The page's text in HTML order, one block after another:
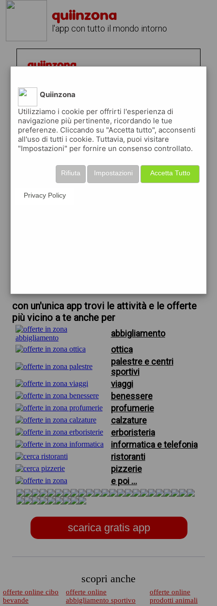
quiinzona
l'app con tutto il mondo intorno
con un'unica app trovi le attività e le offerte
più vicino a te anche per
abbigliamento
ottica
palestre e centri
sportivi
viaggi
benessere
profumerie
calzature
erboristeria
informatica e telefonia
ristoranti
pizzerie
e poi ...
scarica gratis app
scopri anche
offerte online cibo
bevande
offerte online
abbigliamento sportivo
offerte online
prodotti animali
Quiinzona
Utilizziamo i cookie per offrirti l'esperienza di
navigazione più pertinente, ricordando le tue
preferenze. Cliccando su "Accetta tutto", acconsenti
all'uso di tutti i cookie. Tuttavia, puoi visitare
"Impostazioni" per fornire un consenso controllato.
Accetta Tutto
Impostazioni
Rifiuta
Privacy Policy